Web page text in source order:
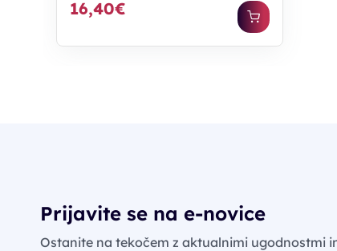
16,40€
Prijavite se na e-novice
Ostanite na tekočem z aktualnimi ugodnostmi